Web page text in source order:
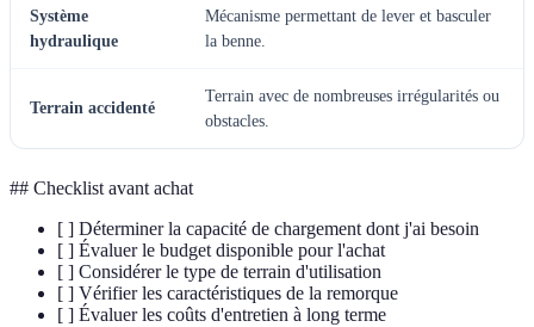
Système
hydraulique
Mécanisme permettant de lever et basculer
la benne.
Terrain accidenté
Terrain avec de nombreuses irrégularités ou
obstacles.
## Checklist avant achat
[ ] Déterminer la capacité de chargement dont j'ai besoin
[ ] Évaluer le budget disponible pour l'achat
[ ] Considérer le type de terrain d'utilisation
[ ] Vérifier les caractéristiques de la remorque
[ ] Évaluer les coûts d'entretien à long terme